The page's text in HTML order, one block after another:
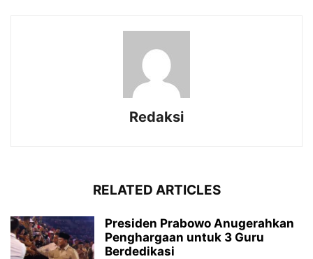
Redaksi
RELATED ARTICLES
Presiden Prabowo Anugerahkan
Penghargaan untuk 3 Guru
Berdedikasi